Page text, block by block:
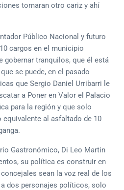
tomaran otro cariz y ahí
Público Nacional y futuro
cargos en el municipio
gobernar tranquilos, que él está
se puede, en el pasado
que Sergio Daniel Urribarri le
a Poner en Valor el Palacio
para la región y que solo
equivalente al asfaltado de 10
Gastronómico, Di Leo Martin
su política es construir en
sean la voz real de los
dos personajes políticos, solo